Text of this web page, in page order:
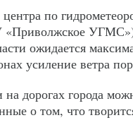
по
ожидается
усиление ветра
дорогах города
о том, что